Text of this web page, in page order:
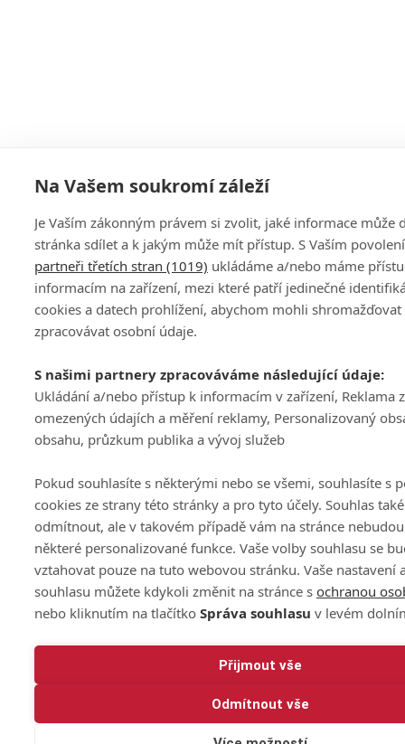
Na Vašem soukromí záleží
Je Vaším zákonným právem si zvolit, jaké informace může
stránka sdílet a k jakým může mít přístup. S Vaším
partneři třetích stran (1019) ukládáme a/nebo máme
informacím na zařízení, mezi které patří jedinečné
cookies a datech prohlížení, abychom mohli shromažďovat
zpracovávat osobní údaje.
S našimi partnery zpracováváme následující údaje:
Ukládání a/nebo přístup k informacím v zařízení, Reklama
omezených údajích a měření reklamy, Personalizovaný
obsahu, průzkum publika a vývoj služeb
Pokud souhlasíte s některými nebo se všemi, souhlasíte s
cookies ze strany této stránky a pro tyto účely. Souhlas
odmítnout, ale v takovém případě vám na stránce
některé personalizované funkce. Vaše volby souhlasu se
vztahovat pouze na tuto webovou stránku. Vaše nastavení
souhlasu můžete kdykoli změnit na stránce s ochranou
nebo kliknutím na tlačítko Správa souhlasu v levém
Přijmout vše
Odmítnout vše